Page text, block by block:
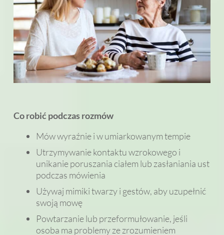
Co robić podczas rozmów
Mów wyraźnie i w umiarkowanym tempie
Utrzymywanie kontaktu wzrokowego i
unikanie poruszania ciałem lub zasłaniania ust
podczas mówienia
Używaj mimiki twarzy i gestów, aby uzupełnić
swoją mowę
Powtarzanie lub przeformułowanie, jeśli
osoba ma problemy ze zrozumieniem